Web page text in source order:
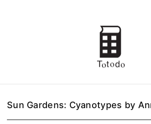
Sun Gardens: Cyanotypes by